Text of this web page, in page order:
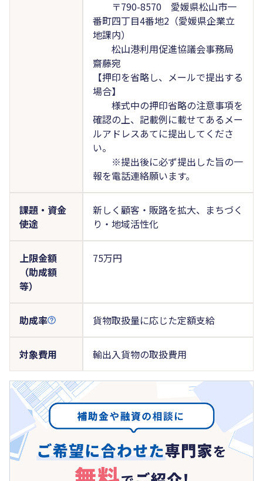
〒790-8570 愛媛県松山市一
番町四丁目4番地2（愛媛県企業立
地課内）
松山港利用促進協議会事務局
齋藤宛
【押印を省略し、メールで提出する
場合】
様式中の押印省略の注意事項を
確認の上、記載例に載せてあるメー
ルアドレスあてに提出してくださ
い。
※提出後に必ず提出した旨の一
報を電話連絡願います。
課題・資金
使途
新しく顧客・販路を拡大、まちづく
り・地域活性化
上限金額
（助成額
等）
75万円
助成率 貨物取扱量に応じた定額支給
対象費用 輸出入貨物の取扱費用